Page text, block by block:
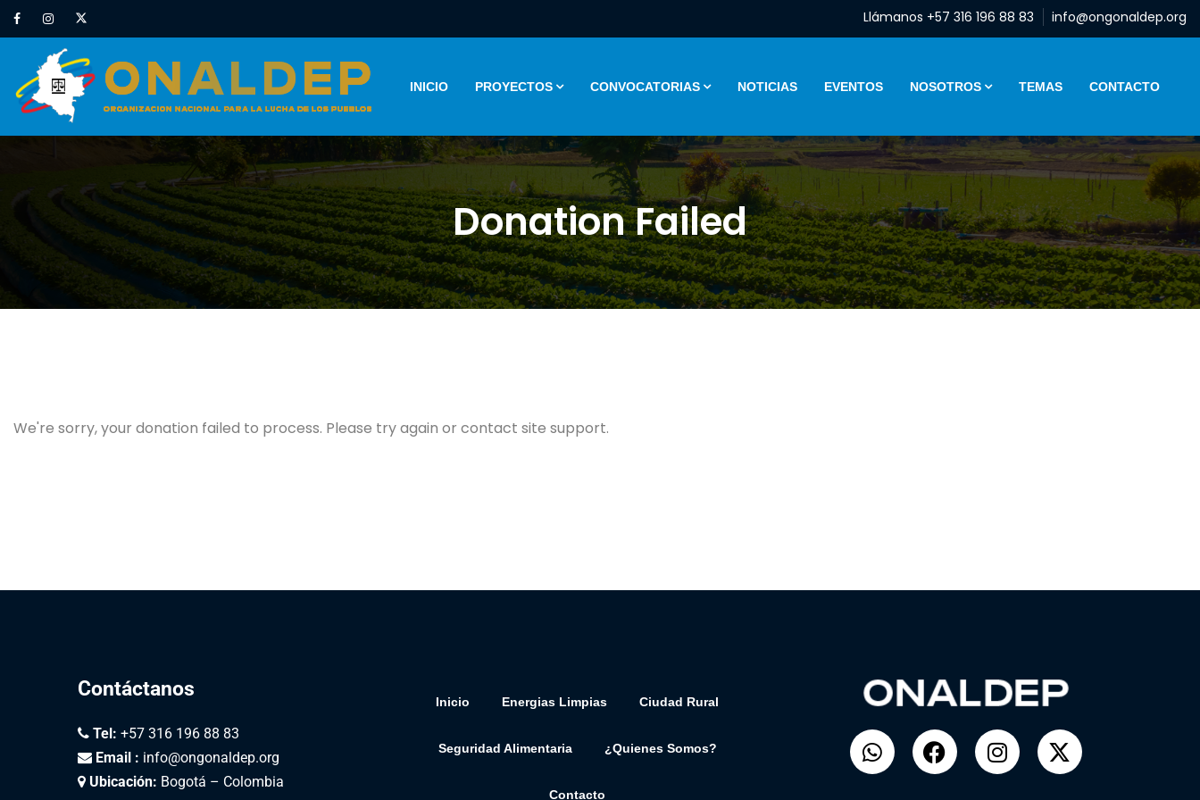
Llámanos +57 316 196 88 83 info@ongonaldep.org
INICIO PROYECTOS CONVOCATORIAS NOTICIAS EVENTOS NOSOTROS TEMAS CONTACTO
Donation Failed
We're sorry, your donation failed to process. Please try again or contact site support.
Contáctanos
Tel: +57 316 196 88 83
Email : info@ongonaldep.org
Ubicación: Bogotá – Colombia
Inicio Energias Limpias Ciudad Rural
Seguridad Alimentaria ¿Quienes Somos?
Contacto